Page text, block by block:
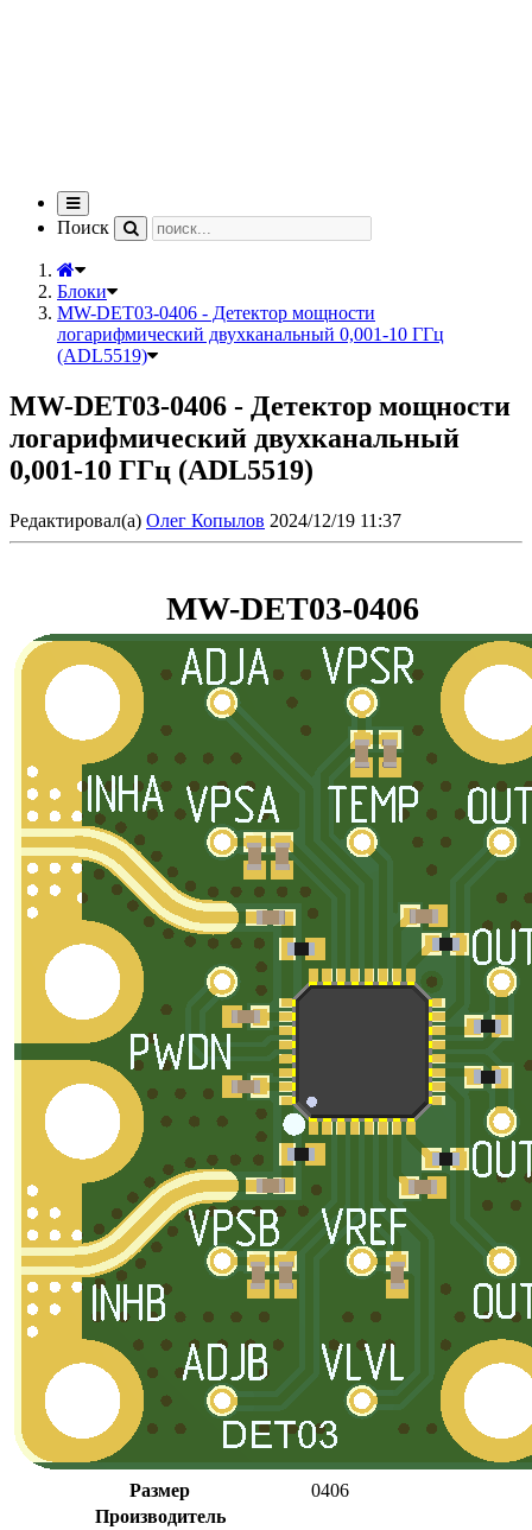
Переключить
навигацию
Поиск
Блоки
MW-DET03-0406 - Детектор мощности
логарифмический двухканальный 0,001-10 ГГц
(ADL5519)
MW-DET03-0406 - Детектор мощности
логарифмический двухканальный
0,001-10 ГГц (ADL5519)
Редактировал(а) Олег Копылов 2024/12/19 11:37
MW-DET03-0406
Размер
0406
Производитель